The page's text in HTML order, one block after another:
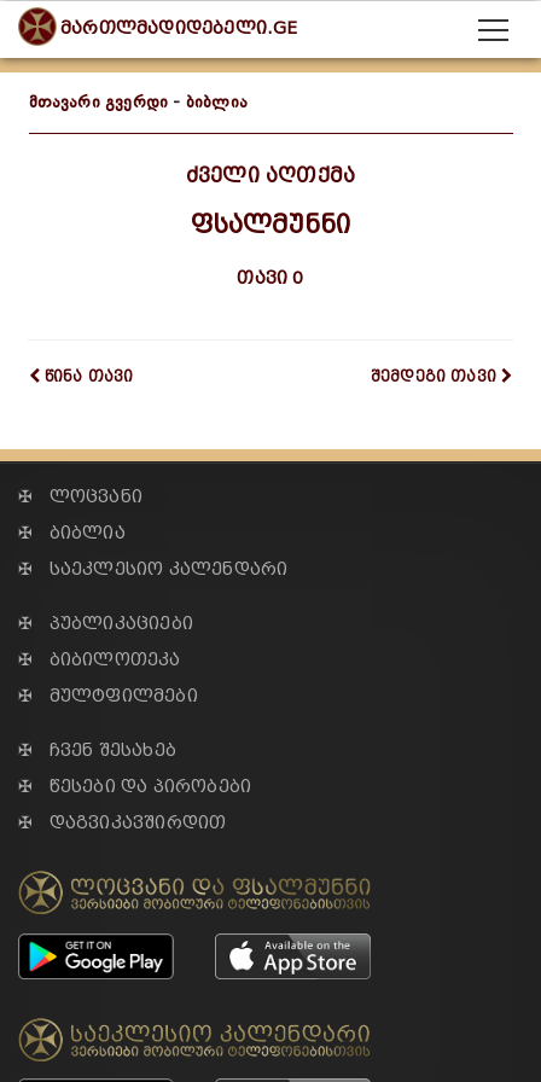
მართლმადიდებელი.GE
მთავარი გვერდი - ბიბლია
ძველი აღთქმა
ფსალმუნნი
თავი 0
წინა თავი შემდეგი თავი
✠ ლოცვანი
✠ ბიბლია
✠ საეკლესიო კალენდარი
✠ პუბლიკაციები
✠ ბიბილოთეკა
✠ მულტფილმები
✠ ჩვენ შესახებ
✠ წესები და პირობები
✠ დაგვიკავშირდით